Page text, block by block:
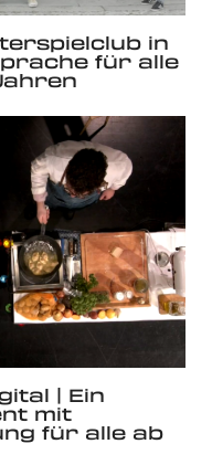
in
für alle
| Ein
mit
für alle ab